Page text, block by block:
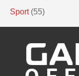
Sport (55)